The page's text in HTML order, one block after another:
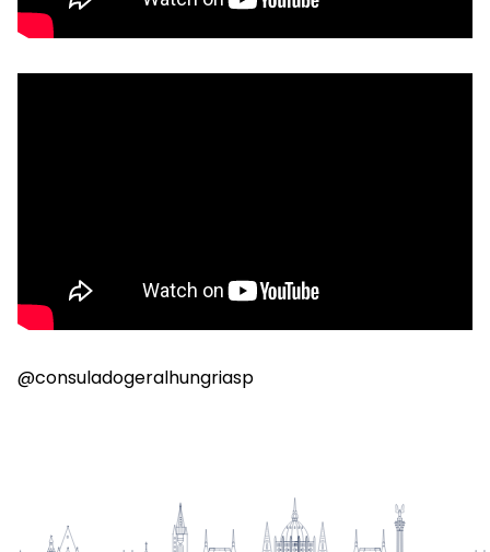
@consuladogeralhungriasp